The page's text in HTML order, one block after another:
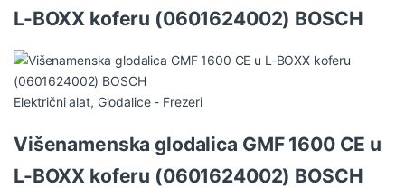
L-BOXX koferu (0601624002) BOSCH
Električni alat, Glodalice - Frezeri
Višenamenska glodalica GMF 1600 CE u
L-BOXX koferu (0601624002) BOSCH